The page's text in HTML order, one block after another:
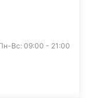
Вс: 09:00 - 21:00